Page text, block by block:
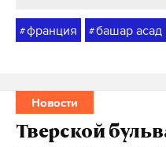
#франция #башар асад
Новости
Тверской